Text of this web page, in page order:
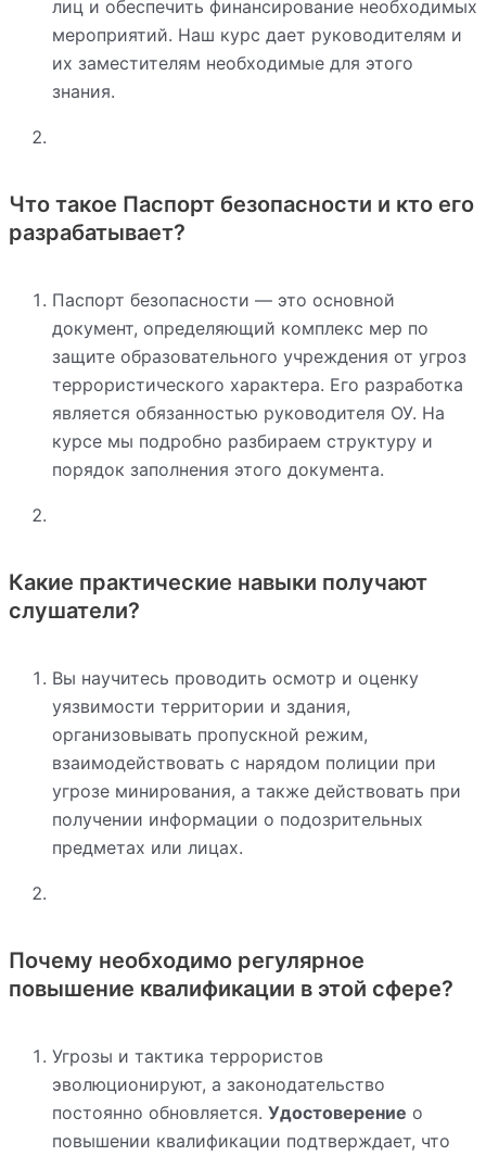
лиц и обеспечить финансирование необходимых
мероприятий. Наш курс дает руководителям и
их заместителям необходимые для этого
знания.
Что такое Паспорт безопасности и кто его
разрабатывает?
Паспорт безопасности — это основной
документ, определяющий комплекс мер по
защите образовательного учреждения от угроз
террористического характера. Его разработка
является обязанностью руководителя ОУ. На
курсе мы подробно разбираем структуру и
порядок заполнения этого документа.
Какие практические навыки получают
слушатели?
Вы научитесь проводить осмотр и оценку
уязвимости территории и здания,
организовывать пропускной режим,
взаимодействовать с нарядом полиции при
угрозе минирования, а также действовать при
получении информации о подозрительных
предметах или лицах.
Почему необходимо регулярное
повышение квалификации в этой сфере?
Угрозы и тактика террористов
эволюционируют, а законодательство
постоянно обновляется. Удостоверение о
повышении квалификации подтверждает, что